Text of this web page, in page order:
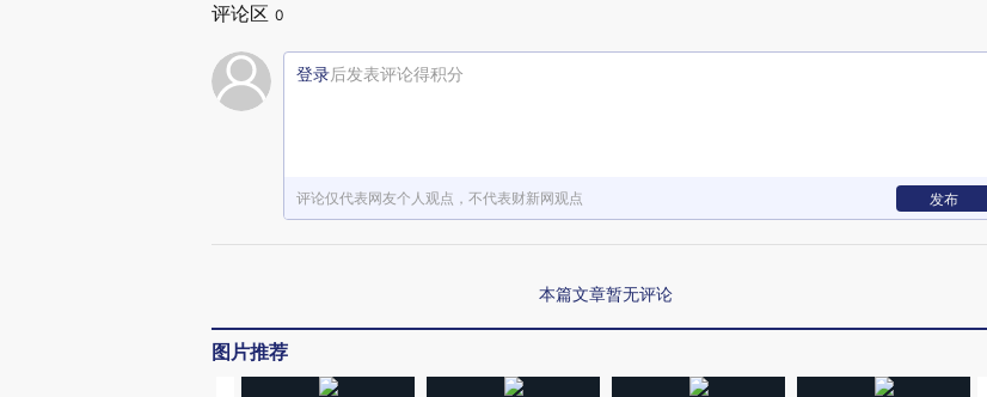
评论区 0
登录后发表评论得积分
评论仅代表网友个人观点，不代表财新网观点 发布
本篇文章暂无评论
图片推荐